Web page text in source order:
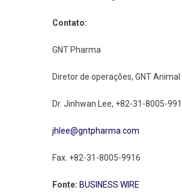
Contato:
GNT Pharma
Diretor de operações, GNT
Dr. Jinhwan Lee, +82-31-8005-
jhlee@gntpharma.com
Fax. +82-31-8005-9916
Fonte: BUSINESS WIRE